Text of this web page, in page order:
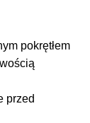
pokrętłem
przed